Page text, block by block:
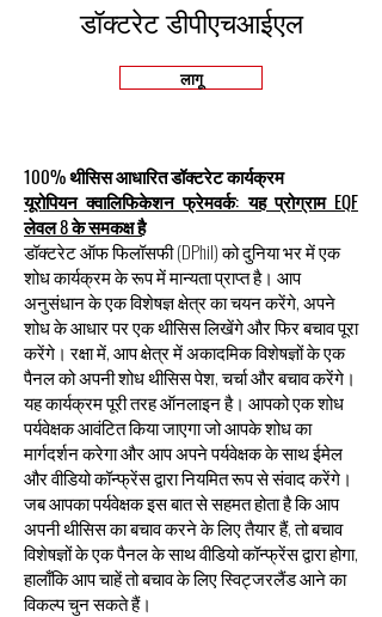
डॉक्टरेट डीपीएचआईएल
लागू
100% थीसिस आधारित डॉक्टरेट कार्यक्रम
यूरोपियन क्वालिफिकेशन फ्रेमवर्क: यह प्रोग्राम EQF
लेवल 8 के समकक्ष है
डॉक्टरेट ऑफ फिलॉसफी (DPhil) को दुनिया भर में एक
शोध कार्यक्रम के रूप में मान्यता प्राप्त है। आप
अनुसंधान के एक विशेषज्ञ क्षेत्र का चयन करेंगे, अपने
शोध के आधार पर एक थीसिस लिखेंगे और फिर बचाव पूरा
करेंगे। रक्षा में, आप क्षेत्र में अकादमिक विशेषज्ञों के एक
पैनल को अपनी शोध थीसिस पेश, चर्चा और बचाव करेंगे।
यह कार्यक्रम पूरी तरह ऑनलाइन है। आपको एक शोध
पर्यवेक्षक आवंटित किया जाएगा जो आपके शोध का
मार्गदर्शन करेगा और आप अपने पर्यवेक्षक के साथ ईमेल
और वीडियो कॉन्फ्रेंस द्वारा नियमित रूप से संवाद करेंगे।
जब आपका पर्यवेक्षक इस बात से सहमत होता है कि आप
अपनी थीसिस का बचाव करने के लिए तैयार हैं, तो बचाव
विशेषज्ञों के एक पैनल के साथ वीडियो कॉन्फ्रेंस द्वारा होगा,
हालाँकि आप चाहें तो बचाव के लिए स्विट्जरलैंड आने का
विकल्प चुन सकते हैं।